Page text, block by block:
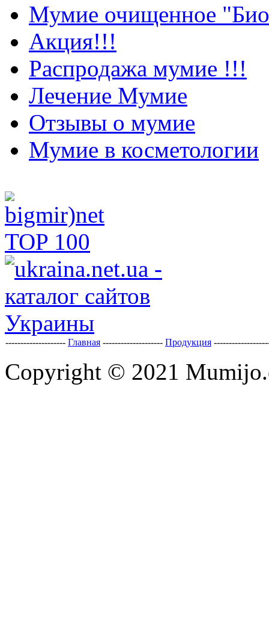
Мумие очищенное
Акция!!!
Распродажа мумие !!!
Лечение Мумие
Отзывы о мумие
Мумие в косметологии
-------------------- Главная -------------------- Продукция
Copyright © 2021